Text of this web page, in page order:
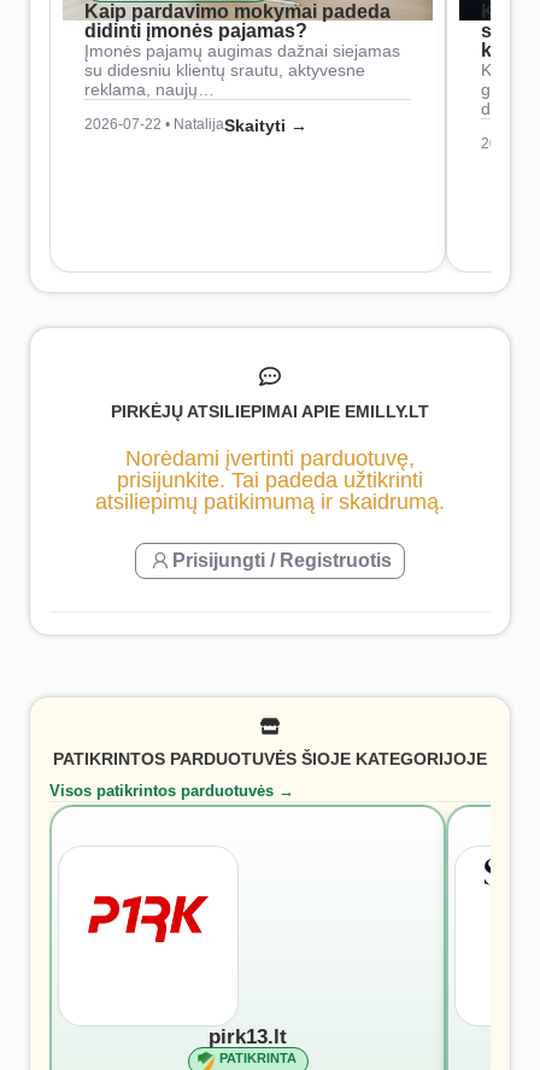
Kaip pardavimo mokymai padeda
didinti įmonės pajamas?
Įmonės pajamų augimas dažnai siejamas
su didesniu klientų srautu, aktyvesne
reklama, naujų…
2026-07-22 • NatalijaSkaityti →
Kaip
2026-
PIRKĖJŲ ATSILIEPIMAI APIE EMILLY.LT
Norėdami įvertinti parduotuvę,
prisijunkite. Tai padeda užtikrinti
atsiliepimų patikimumą ir skaidrumą.
Prisijungti / Registruotis
PATIKRINTOS PARDUOTUVĖS ŠIOJE KATEGORIJOJE
Visos patikrintos parduotuvės →
pirk13.lt
PATIKRINTA